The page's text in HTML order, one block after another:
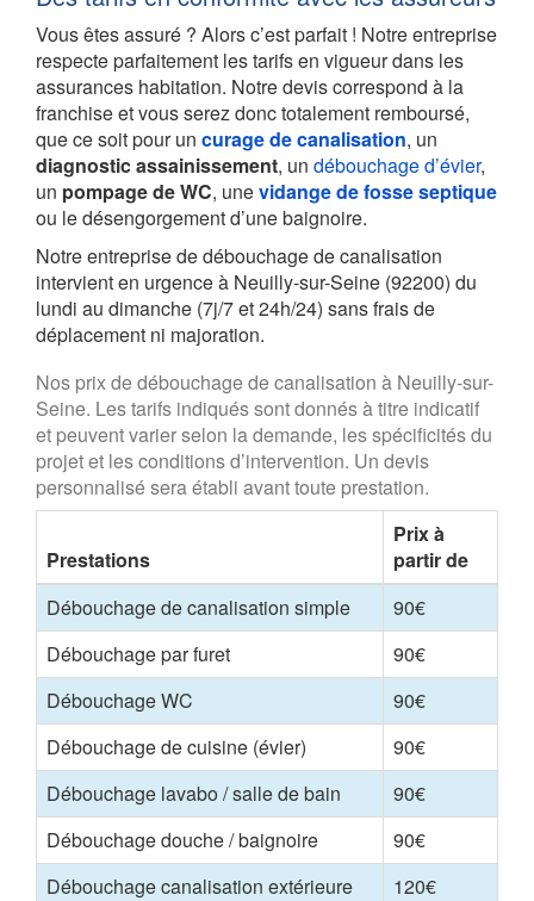
Vous êtes assuré ? Alors c’est parfait ! Notre entreprise
respecte parfaitement les tarifs en vigueur dans les
assurances habitation. Notre devis correspond à la
franchise et vous serez donc totalement remboursé,
que ce soit pour un curage de canalisation, un
diagnostic assainissement, un débouchage d’évier,
un pompage de WC, unevidange de fosse septique
ou le désengorgement d’une baignoire.
Notre entreprise de débouchage de canalisation
intervient en urgence à Neuilly-sur-Seine (92200) du
lundi au dimanche (7j/7 et 24h/24) sans frais de
déplacement ni majoration.
Nos prix de débouchage de canalisation à Neuilly-sur-
Seine. Les tarifs indiqués sont donnés à titre indicatif
et peuvent varier selon la demande, les spécificités du
projet et les conditions d’intervention. Un devis
personnalisé sera établi avant toute prestation.
Prestations
Prix à
partir de
Débouchage de canalisation simple
90€
Débouchage par furet
90€
Débouchage WC
90€
Débouchage de cuisine (évier)
90€
Débouchage lavabo / salle de bain
90€
Débouchage douche / baignoire
90€
Débouchage canalisation extérieure
120€